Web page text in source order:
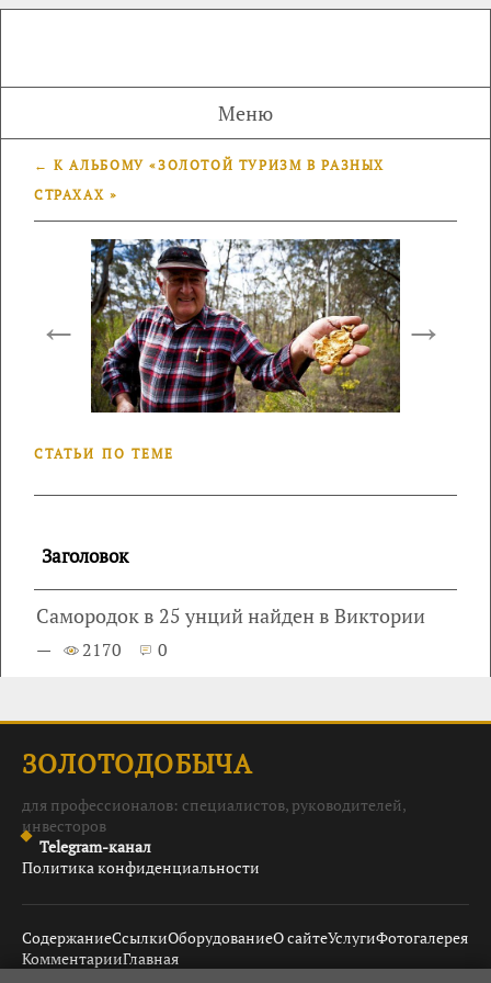
Меню
← К АЛЬБОМУ «ЗОЛОТОЙ ТУРИЗМ В РАЗНЫХ
СТРАХАХ »
← →
СТАТЬИ ПО ТЕМЕ
Заголовок
Самородок в 25 унций найден в Виктории
— 2170 0
ЗОЛОТОДОБЫЧА
для профессионалов: специалистов, руководителей,
инвесторов
Telegram-канал
Политика конфиденциальности
СодержаниеСсылкиОборудованиеО сайтеУслугиФотогалерея
КомментарииГлавная